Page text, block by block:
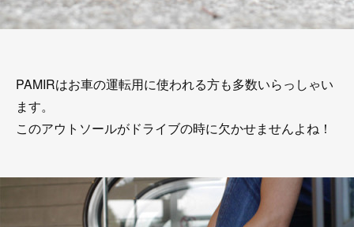
PAMIRはお車の運転用に使われる方も多数いらっしゃい
ます。
このアウトソールがドライブの時に欠かせませんよね！